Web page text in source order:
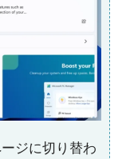
ジに切り替わ